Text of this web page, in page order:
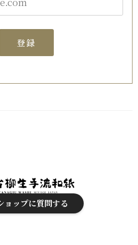
登録
ョップに質問する